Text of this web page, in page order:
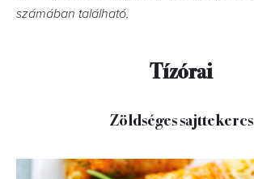
számában található.
Tízórai
Zöldséges sajttekercs